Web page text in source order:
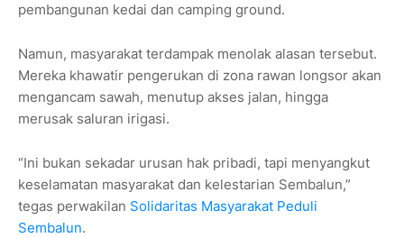
pembangunan kedai dan camping ground.
Namun, masyarakat terdampak menolak alasan tersebut.
Mereka khawatir pengerukan di zona rawan longsor akan
mengancam sawah, menutup akses jalan, hingga
merusak saluran irigasi.
“Ini bukan sekadar urusan hak pribadi, tapi menyangkut
keselamatan masyarakat dan kelestarian Sembalun,”
tegas perwakilan Solidaritas Masyarakat Peduli
Sembalun.